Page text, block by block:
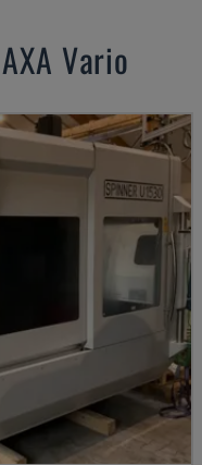
AXA Vario